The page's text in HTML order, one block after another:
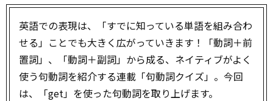
英語での表現は、「すでに知っている単語を組み合わ
せる」ことでも大きく広がっていきます！「動詞＋前
置詞」、「動詞＋副詞」から成る、ネイティブがよく
使う句動詞を紹介する連載「句動詞クイズ」。今回
は、「get」を使った句動詞を取り上げます。